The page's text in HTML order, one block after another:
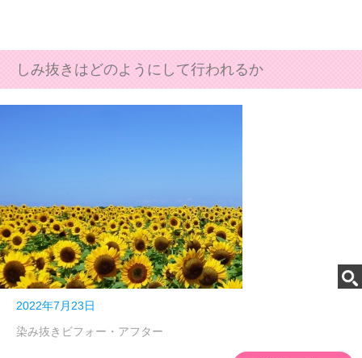
しみ抜きはどのようにして行われるか
2022年7月23日
染み抜きビフォー・アフター